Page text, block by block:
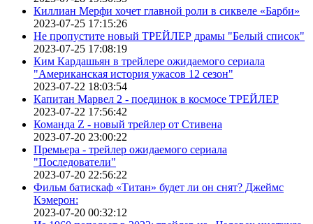
Киллиан Мерфи хочет главной роли в сиквеле «Барби»
2023-07-25 17:15:26
Не пропустите новый ТРЕЙЛЕР драмы "Белый список"
2023-07-25 17:08:19
Ким Кардашьян в трейлере ожидаемого сериала
"Американская история ужасов 12 сезон"
2023-07-22 18:03:54
Капитан Марвел 2 - поединок в космосе ТРЕЙЛЕР
2023-07-22 17:56:42
Команда Z - новый трейлер от Стивена
2023-07-20 23:00:22
Премьера - трейлер ожидаемого сериала
"Последователи"
2023-07-20 22:56:22
Фильм батискаф «Титан» будет ли он снят? Джеймс
Кэмерон:
2023-07-20 00:32:12